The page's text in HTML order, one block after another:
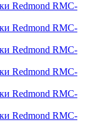
Redmond RMC-
Redmond RMC-
Redmond RMC-
Redmond RMC-
Redmond RMC-
Redmond RMC-